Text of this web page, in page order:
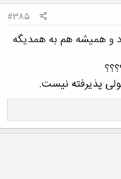
#385
و همیشه هم به همدیگه
پذیرفته نیست.